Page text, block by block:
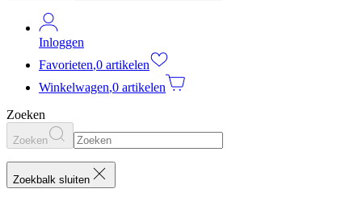
Inloggen
Favorieten,0 artikelen
Winkelwagen,0 artikelen
Zoeken
Zoeken
Zoekbalk sluiten